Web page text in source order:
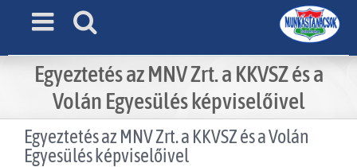
Egyeztetés az MNV Zrt. a KKVSZ és a
Volán Egyesülés képviselőivel
Egyeztetés az MNV Zrt. a KKVSZ és a Volán
Egyesülés képviselőivel